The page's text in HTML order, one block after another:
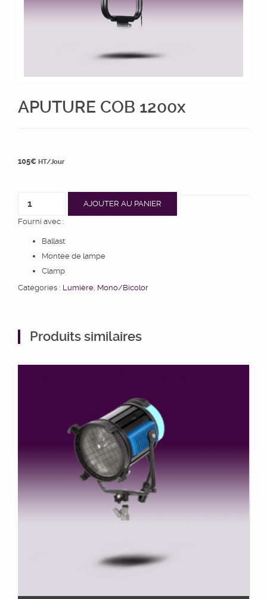
APUTURE COB 1200x
105€ HT/Jour
AJOUTER AU PANIER
Fourni avec :
Ballast
Montée de lampe
Clamp
Catégories : Lumière Mono/Bicolor
Produits similaires